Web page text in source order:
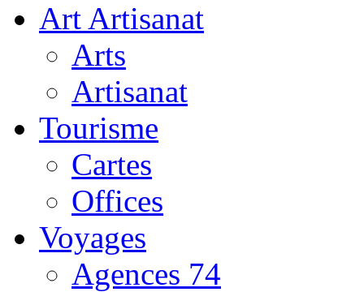
Art Artisanat
Arts
Artisanat
Tourisme
Cartes
Offices
Voyages
Agences 74